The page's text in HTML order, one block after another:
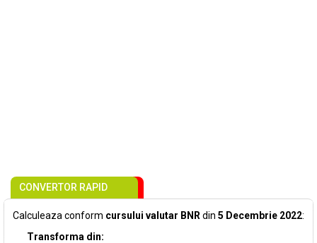
CONVERTOR RAPID
Calculeaza conform cursului valutar BNR din 5 Decembrie 2022:
Transforma din: